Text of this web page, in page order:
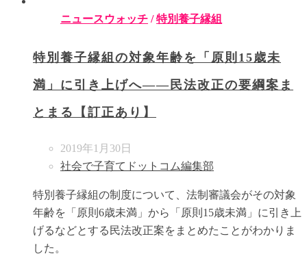
ニュースウォッチ /特別養子縁組
特別養子縁組の対象年齢を「原則15歳未
満」に引き上げへ――民法改正の要綱案ま
とまる【訂正あり】
2019年1月30日
社会で子育てドットコム編集部
特別養子縁組の制度について、法制審議会がその対象
年齢を「原則6歳未満」から「原則15歳未満」に引き上
げるなどとする民法改正案をまとめたことがわかりま
した。